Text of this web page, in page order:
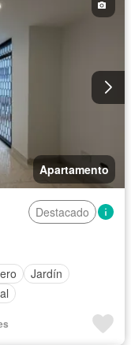
Apartamento
Destacado
Jardín